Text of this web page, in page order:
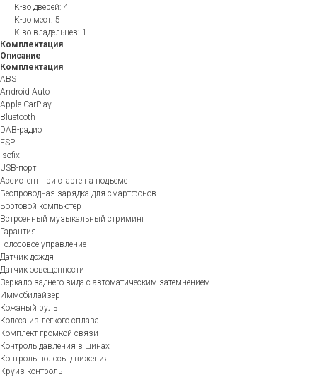
К-во дверей: 4
К-во мест: 5
К-во владельцев: 1
Комплектация
Описание
Комплектация
ABS
Android Auto
Apple CarPlay
Bluetooth
DAB-радио
ESP
Isofix
USB-порт
Ассистент при старте на подъеме
Беспроводная зарядка для смартфонов
Бортовой компьютер
Встроенный музыкальный стриминг
Гарантия
Голосовое управление
Датчик дождя
Датчик освещенности
Зеркало заднего вида с автоматическим затемнением
Иммобилайзер
Кожаный руль
Колеса из легкого сплава
Комплект громкой связи
Контроль давления в шинах
Контроль полосы движения
Круиз-контроль